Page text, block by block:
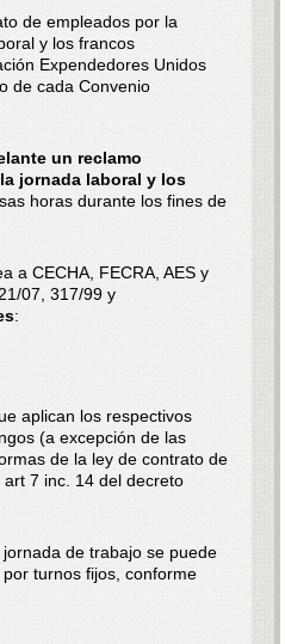
de empleados por la
y los francos
Expendedores Unidos
de cada Convenio
un reclamo
jornada laboral y los
horas durante los fines de
a CECHA, FECRA, AES y
07, 317/99 y
:
aplican los respectivos
(a excepción de las
de la ley de contrato de
7 inc. 14 del decreto
de trabajo se puede
turnos fijos, conforme